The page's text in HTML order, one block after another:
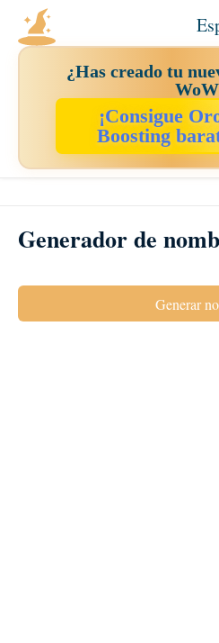
¿Has creado tu
¡Consigue
Boosting
Generador de